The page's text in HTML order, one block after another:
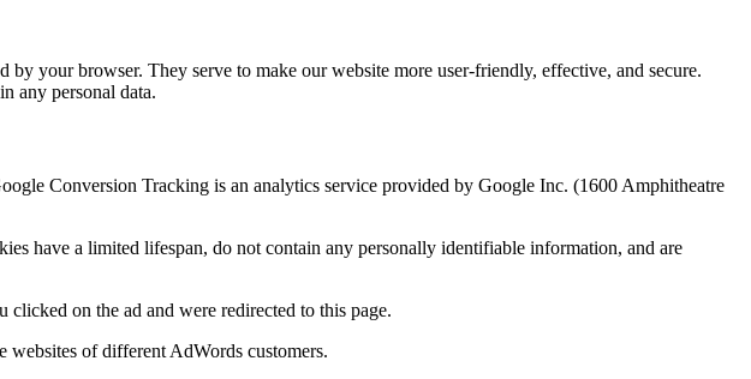
your browser. They serve to make our website more user-friendly, effective, and secure.
any personal data.
Conversion Tracking is an analytics service provided by Google Inc. (1600 Amphitheatre
have a limited lifespan, do not contain any personally identifiable information, and are
on the ad and were redirected to this page.
websites of different AdWords customers.